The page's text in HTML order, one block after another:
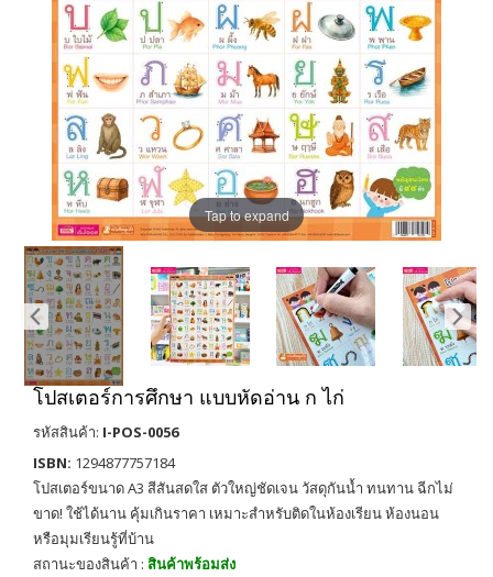
Tap to expand
โปสเตอร์การศึกษา แบบหัดอ่าน ก ไก่
รหัสสินค้า: I-POS-0056
ISBN: 1294877757184
โปสเตอร์ขนาด A3 สีสันสดใส ตัวใหญ่ชัดเจน วัสดุกันน้ำ ทนทาน ฉีกไม่
ขาด! ใช้ได้นาน คุ้มเกินราคา เหมาะสำหรับติดในห้องเรียน ห้องนอน
หรือมุมเรียนรู้ที่บ้าน
สถานะของสินค้า : สินค้าพร้อมส่ง